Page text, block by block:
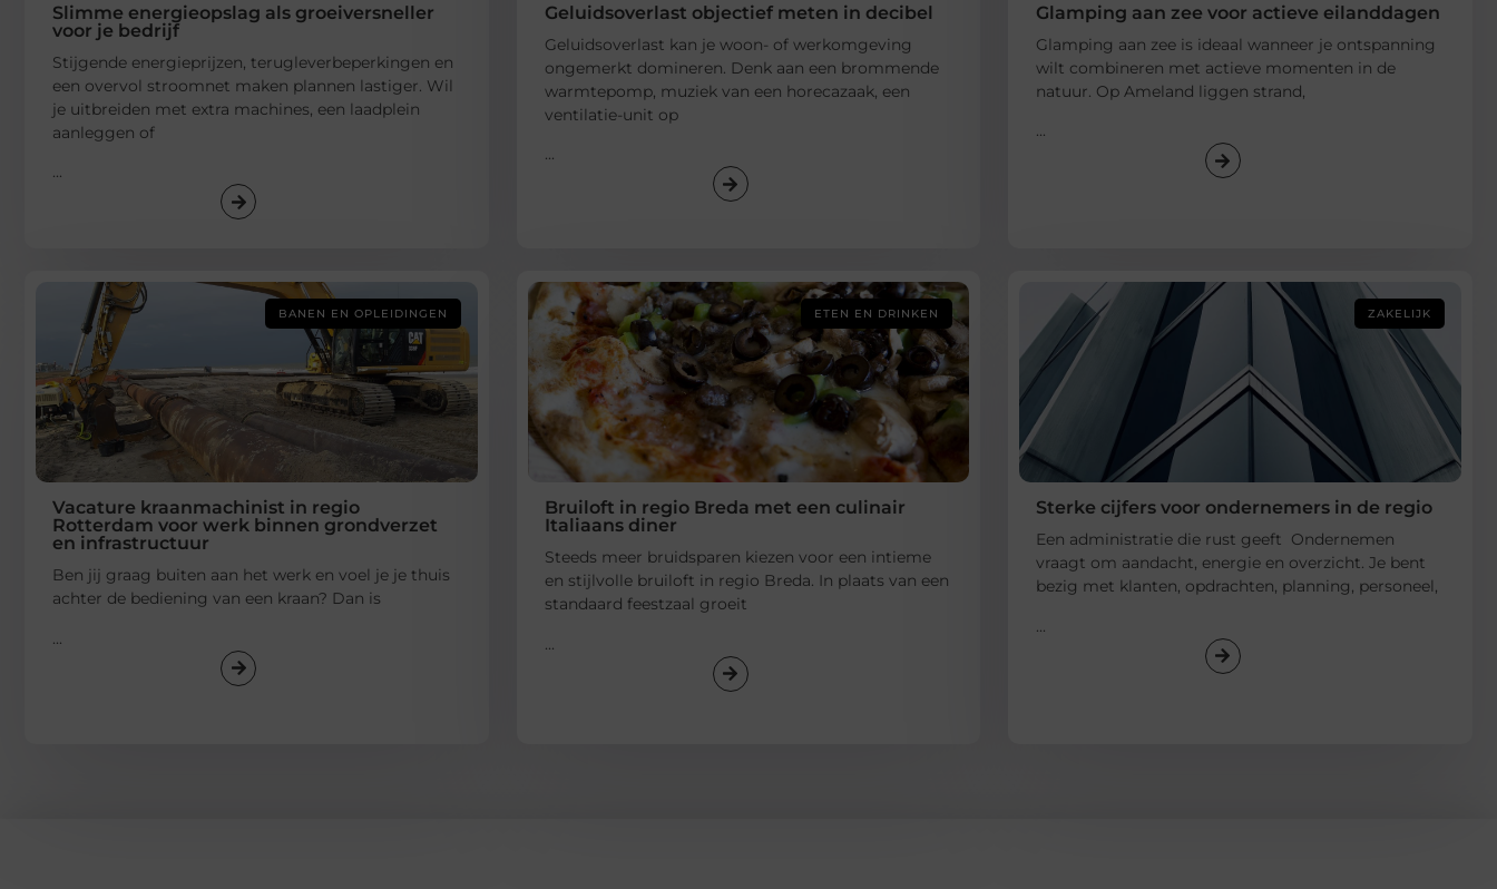
Slimme energieopslag als groeiversneller
voor je bedrijf
Stijgende energieprijzen, terugleverbeperkingen en
een overvol stroomnet maken plannen lastiger. Wil
je uitbreiden met extra machines, een laadplein
aanleggen of
...
Geluidsoverlast objectief meten in decibel
Geluidsoverlast kan je woon- of werkomgeving
ongemerkt domineren. Denk aan een brommende
warmtepomp, muziek van een horecazaak, een
ventilatie-unit op
...
Glamping aan zee voor actieve eilanddagen
Glamping aan zee is ideaal wanneer je ontspanning
wilt combineren met actieve momenten in de
natuur. Op Ameland liggen strand,
...
BANEN EN OPLEIDINGEN
Vacature kraanmachinist in regio
Rotterdam voor werk binnen grondverzet
en infrastructuur
Ben jij graag buiten aan het werk en voel je je thuis
achter de bediening van een kraan? Dan is
...
ETEN EN DRINKEN
Bruiloft in regio Breda met een culinair
Italiaans diner
Steeds meer bruidsparen kiezen voor een intieme
en stijlvolle bruiloft in regio Breda. In plaats van een
standaard feestzaal groeit
...
ZAKELIJK
Sterke cijfers voor ondernemers in de regio
Een administratie die rust geeft Ondernemen
vraagt om aandacht, energie en overzicht. Je bent
bezig met klanten, opdrachten, planning, personeel,
...